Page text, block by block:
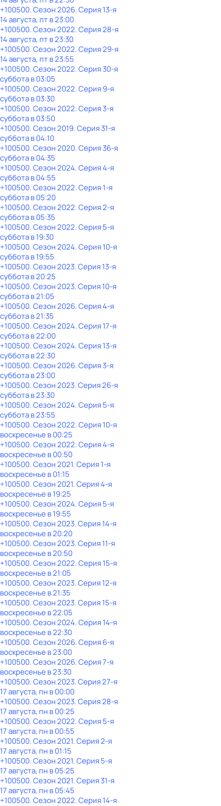
+100500. Сезон 2026. Серия 13-я
14 августа, пт в 23:00
+100500. Сезон 2022. Серия 28-я
14 августа, пт в 23:30
+100500. Сезон 2022. Серия 29-я
14 августа, пт в 23:55
+100500. Сезон 2022. Серия 30-я
субботав03:05
+100500. Сезон 2022. Серия 9-я
субботав03:30
+100500. Сезон 2022. Серия 3-я
субботав03:50
+100500. Сезон 2019. Серия 31-я
субботав04:10
+100500. Сезон 2020. Серия 36-я
субботав04:35
+100500. Сезон 2024. Серия 4-я
субботав04:55
+100500. Сезон 2022. Серия 1-я
субботав05:20
+100500. Сезон 2022. Серия 2-я
субботав05:35
+100500. Сезон 2022. Серия 5-я
субботав19:30
+100500. Сезон 2024. Серия 10-я
субботав19:55
+100500. Сезон 2023. Серия 13-я
субботав20:25
+100500. Сезон 2023. Серия 10-я
субботав21:05
+100500. Сезон 2026. Серия 4-я
субботав21:35
+100500. Сезон 2024. Серия 17-я
субботав22:00
+100500. Сезон 2024. Серия 13-я
субботав22:30
+100500. Сезон 2026. Серия 3-я
субботав23:00
+100500. Сезон 2023. Серия 26-я
субботав23:30
+100500. Сезон 2024. Серия 5-я
субботав23:55
+100500. Сезон 2022. Серия 10-я
воскресенье в00:25
+100500. Сезон 2022. Серия 4-я
воскресенье в00:50
+100500. Сезон 2021. Серия 1-я
воскресенье в01:15
+100500. Сезон 2021. Серия 4-я
воскресенье в19:25
+100500. Сезон 2024. Серия 5-я
воскресенье в19:55
+100500. Сезон 2023. Серия 14-я
воскресенье в20:20
+100500. Сезон 2023. Серия 11-я
воскресенье в20:50
+100500. Сезон 2022. Серия 15-я
воскресенье в21:05
+100500. Сезон 2023. Серия 12-я
воскресенье в21:35
+100500. Сезон 2023. Серия 15-я
воскресенье в22:05
+100500. Сезон 2024. Серия 14-я
воскресенье в22:30
+100500. Сезон 2026. Серия 6-я
воскресенье в23:00
+100500. Сезон 2026. Серия 7-я
воскресенье в23:30
+100500. Сезон 2023. Серия 27-я
17 августа, пн в 00:00
+100500. Сезон 2023. Серия 28-я
17 августа, пн в 00:25
+100500. Сезон 2022. Серия 5-я
17 августа, пн в 00:55
+100500. Сезон 2021. Серия 2-я
17 августа, пн в 01:15
+100500. Сезон 2021. Серия 5-я
17 августа, пн в 05:25
+100500. Сезон 2021. Серия 31-я
17 августа, пн в 05:45
+100500. Сезон 2022. Серия 14-я